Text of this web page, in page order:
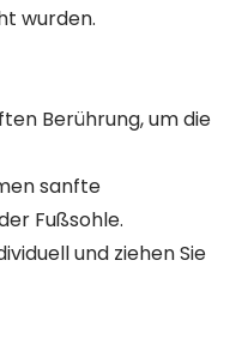
wurden.
Berührung, um die
sanfte
Fußsohle.
und ziehen Sie